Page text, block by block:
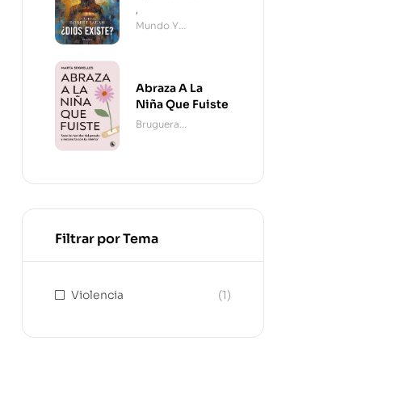
,
Mundo Y
Abraza A La
Niña Que Fuiste
Bruguera
Filtrar por Tema
Violencia (1)